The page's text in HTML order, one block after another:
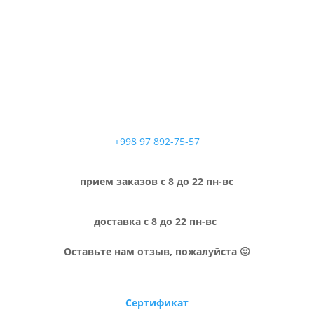
+998 97 892-75-57
прием заказов с 8 до 22 пн-вс
доставка с 8 до 22 пн-вс
Оставьте нам отзыв, пожалуйста 🙂
Сертификат